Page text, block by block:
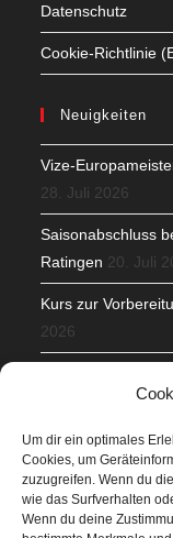
Um dir ein optimales
Cookies, um
zuzugreifen. Wenn du
wie das Surfverhalten
Wenn du deine
Datenschutz
Cookie-Richtlinie
Neuigkeiten
Vize-
28. Juli 2026
Saisonabschluss
Ratingen 20. Juli
Kurs zur
2026
Höffner Run